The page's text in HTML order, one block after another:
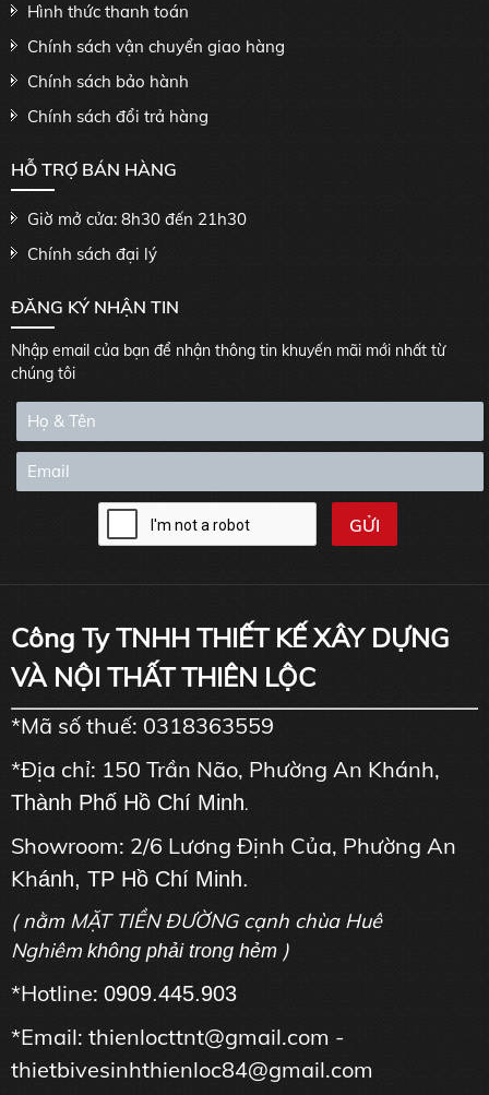
Hình thức thanh toán
Chính sách vận chuyển giao hàng
Chính sách bảo hành
Chính sách đổi trả hàng
HỖ TRỢ BÁN HÀNG
Giờ mở cửa: 8h30 đến 21h30
Chính sách đại lý
ĐĂNG KÝ NHẬN TIN
Nhập email của bạn để nhận thông tin khuyến mãi mới nhất từ
chúng tôi
Công Ty TNHH THIẾT KẾ XÂY DỰNG
VÀ NỘI THẤT THIÊN LỘC
*Mã số thuế: 0318363559
*Địa chỉ: 150 Trần Não, Phường An Khánh,
Thành Phố Hồ Chí Minh.
Showroom: 2/6 Lương Định Của, Phường An
Khánh, TP Hồ Chí Minh.
( nằm MẶT TIỀN ĐƯỜNG cạnh chùa Huê
Nghiêm không phải trong hẻm )
*Hotline: 0909.445.903
*Email: thienlocttnt@gmail.com -
thietbivesinhthienloc84@gmail.com